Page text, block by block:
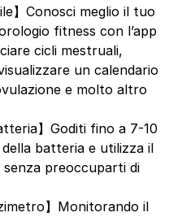
】Conosci meglio il tuo
fitness con l’app
cicli mestruali,
un calendario
e molto altro
】Goditi fino a 7-10
batteria e utilizza il
preoccuparti di
】Monitorando il